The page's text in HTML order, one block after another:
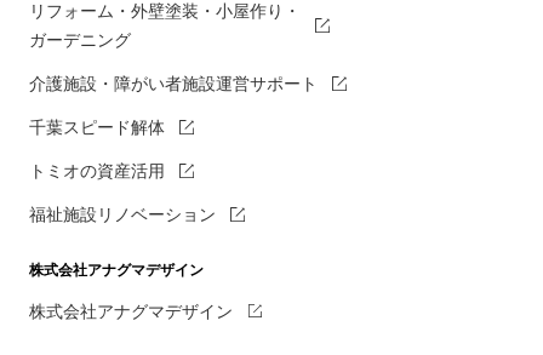
リフォーム・外壁塗装・小屋作り・
ガーデニング
介護施設・障がい者施設運営サポート
千葉スピード解体
トミオの資産活用
福祉施設リノベーション
株式会社アナグマデザイン
株式会社アナグマデザイン